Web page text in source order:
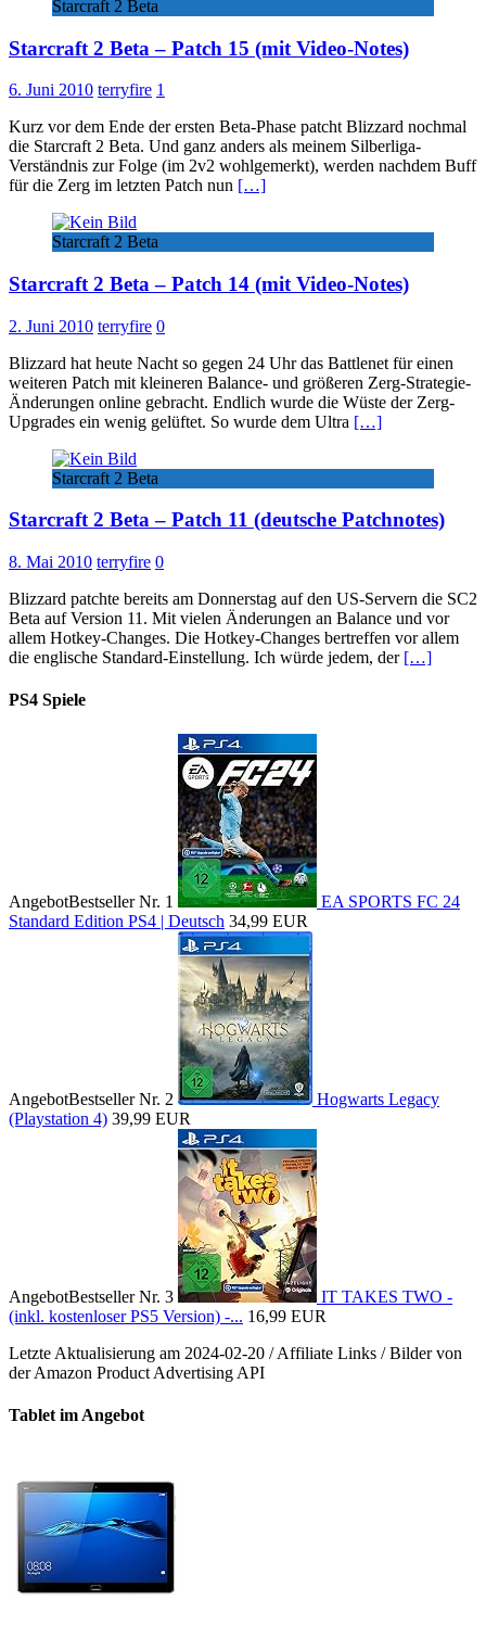
Starcraft 2 Beta
Starcraft 2 Beta – Patch 15 (mit Video-Notes)
6. Juni 2010 terryfire 1
Kurz vor dem Ende der ersten Beta-Phase patcht Blizzard nochmal
die Starcraft 2 Beta. Und ganz anders als meinem Silberliga-
Verständnis zur Folge (im 2v2 wohlgemerkt), werden nachdem Buff
für die Zerg im letzten Patch nun […]
Starcraft 2 Beta
Starcraft 2 Beta – Patch 14 (mit Video-Notes)
2. Juni 2010 terryfire 0
Blizzard hat heute Nacht so gegen 24 Uhr das Battlenet für einen
weiteren Patch mit kleineren Balance- und größeren Zerg-Strategie-
Änderungen online gebracht. Endlich wurde die Wüste der Zerg-
Upgrades ein wenig gelüftet. So wurde dem Ultra […]
Starcraft 2 Beta
Starcraft 2 Beta – Patch 11 (deutsche Patchnotes)
8. Mai 2010 terryfire 0
Blizzard patchte bereits am Donnerstag auf den US-Servern die SC2
Beta auf Version 11. Mit vielen Änderungen an Balance und vor
allem Hotkey-Changes. Die Hotkey-Changes bertreffen vor allem
die englische Standard-Einstellung. Ich würde jedem, der […]
PS4 Spiele
AngebotBestseller Nr. 1
EA SPORTS FC 24
Standard Edition PS4 | Deutsch 34,99 EUR
AngebotBestseller Nr. 2
Hogwarts Legacy
(Playstation 4) 39,99 EUR
AngebotBestseller Nr. 3
IT TAKES TWO -
(inkl. kostenloser PS5 Version) -... 16,99 EUR
Letzte Aktualisierung am 2024-02-20 / Affiliate Links / Bilder von
der Amazon Product Advertising API
Tablet im Angebot